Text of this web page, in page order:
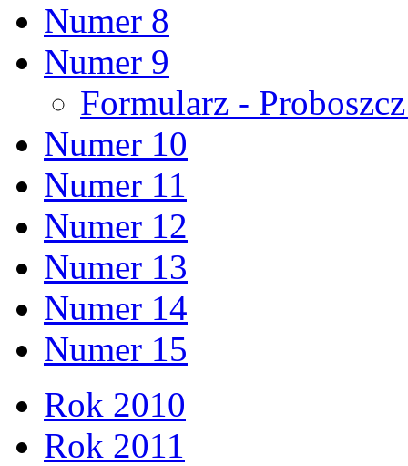
Numer 8
Numer 9
Formularz -
Numer 10
Numer 11
Numer 12
Numer 13
Numer 14
Numer 15
Rok 2010
Rok 2011